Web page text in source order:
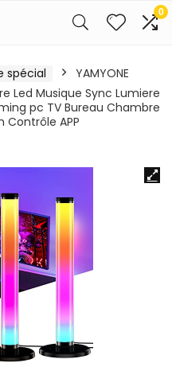
0
spécial
YAMYONE
Led Musique Sync Lumiere
pc TV Bureau Chambre
Contrôle APP